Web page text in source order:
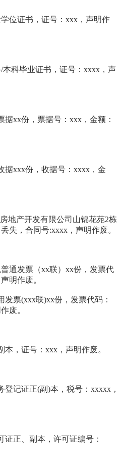
位证书，证号：xxx，声明作
科毕业证书，证号：xxxx，声
xx份，票据号：xxx，金额：
据xxx份，收据号：xxxx，金
地产开发有限公司山锦花苑2栋
失，合同号:xxxx，声明作废。
通发票（xx联）xx份，发票代
明作废。
票(xxx联)xx份，发票代码：
废。
，证号：xxx，声明作废。
记证正(副)本，税号：xxxxx，
正、副本，许可证编号：